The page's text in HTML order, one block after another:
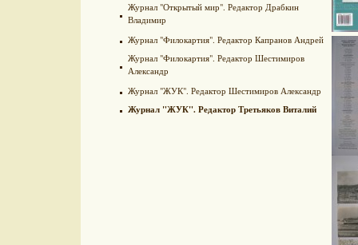
Журнал "Открытый мир". Редактор Драбкин
Владимир
Журнал "Филокартия". Редактор Капранов Андрей
Журнал "Филокартия". Редактор Шестимиров
Александр
Журнал "ЖУК". Редактор Шестимиров Александр
Журнал "ЖУК". Редактор Третьяков Виталий